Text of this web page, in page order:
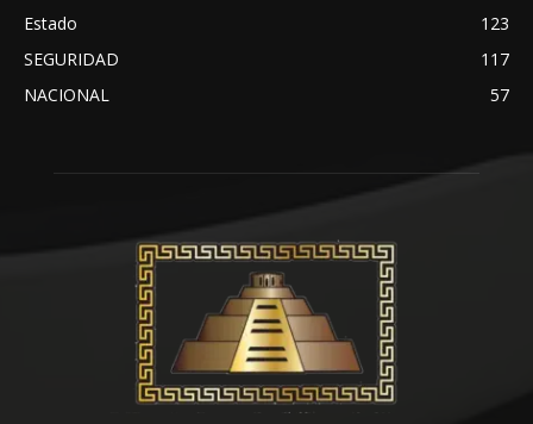
Estado
123
SEGURIDAD
117
NACIONAL
57